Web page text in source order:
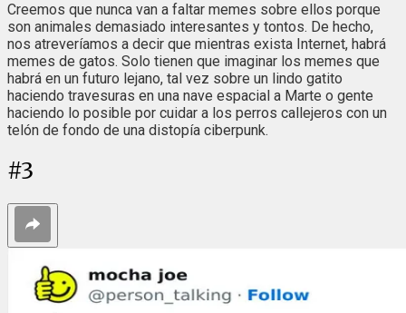
Creemos que nunca van a faltar memes sobre ellos porque
son animales demasiado interesantes y tontos. De hecho,
nos atreveríamos a decir que mientras exista Internet, habrá
memes de gatos. Solo tienen que imaginar los memes que
habrá en un futuro lejano, tal vez sobre un lindo gatito
haciendo travesuras en una nave espacial a Marte o gente
haciendo lo posible por cuidar a los perros callejeros con un
telón de fondo de una distopía ciberpunk.
#3